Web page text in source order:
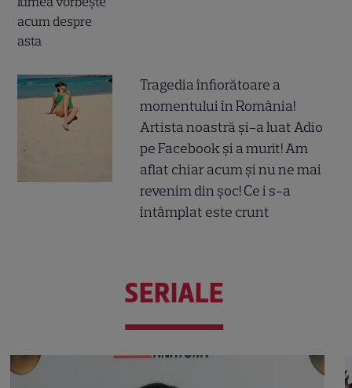
Tragedia înfiorătoare a
momentului în România!
Artista noastră și-a luat Adio
pe Facebook și a murit! Am
aflat chiar acum și nu ne mai
revenim din șoc! Ce i s-a
întâmplat este crunt
SERIALE